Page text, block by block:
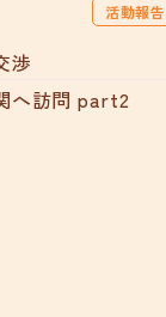
活動報告
渉